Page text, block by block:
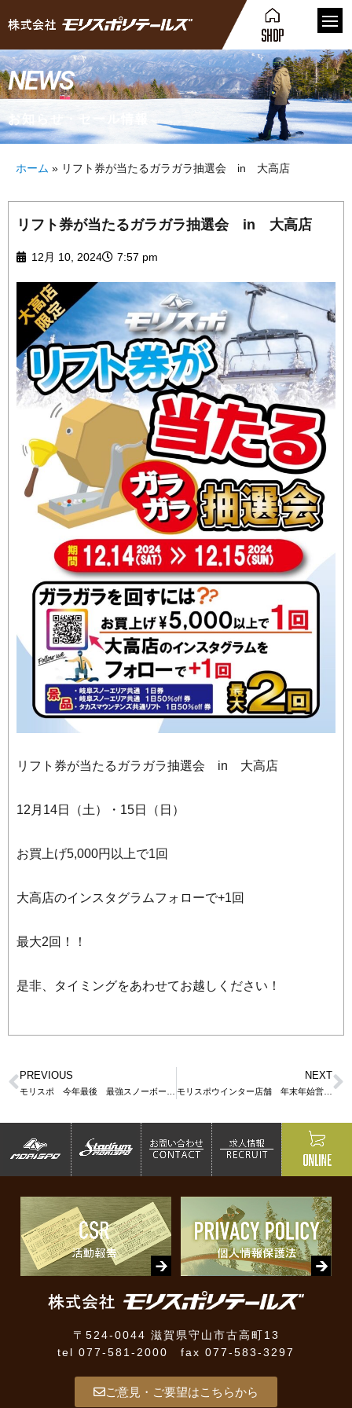
NEWS
お知らせ・セール情報
ホーム » リフト券が当たるガラガラ抽選会 in 大高店
リフト券が当たるガラガラ抽選会 in 大高店
12月 10, 2024 7:57 pm
リフト券が当たるガラガラ抽選会 in 大高店
12月14日（土）・15日（日）
お買上げ5,000円以上で1回
大高店のインスタグラムフォローで+1回
最大2回！！
是非、タイミングをあわせてお越しください！
PREVIOUS NEXT
モリスポウインター店舗 年末年始営業時間のご案内
〒524-0044 滋賀県守山市古高町13
tel 077-581-2000 fax 077-583-3297
ご意見・ご要望はこちらから